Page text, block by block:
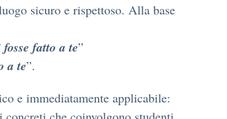
sicuro e rispettoso. Alla base
fatto a te”
a te”.
e immediatamente applicabile: